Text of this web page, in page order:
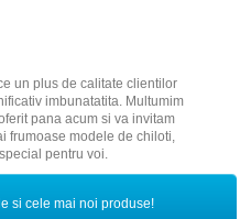
un plus de calitate clientilor
imbunatatita. Multumim
pana acum si va invitam
frumoase modele de chiloti,
pentru voi.
si cele mai noi produse!